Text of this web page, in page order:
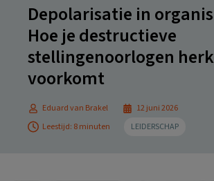
Depolarisatie in
Hoe je destructieve
stellingenoorlogen
voorkomt
Eduard van Brakel
12 juni 2026
Leestijd: 8 minuten
LEIDERSCHAP